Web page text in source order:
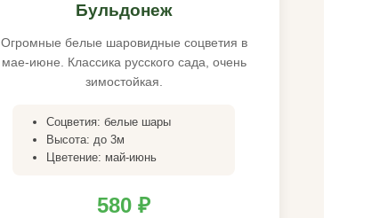
Бульдонеж
Огромные белые шаровидные соцветия в
мае-июне. Классика русского сада, очень
зимостойкая.
Соцветия: белые шары
Высота: до 3м
Цветение: май-июнь
580 ₽